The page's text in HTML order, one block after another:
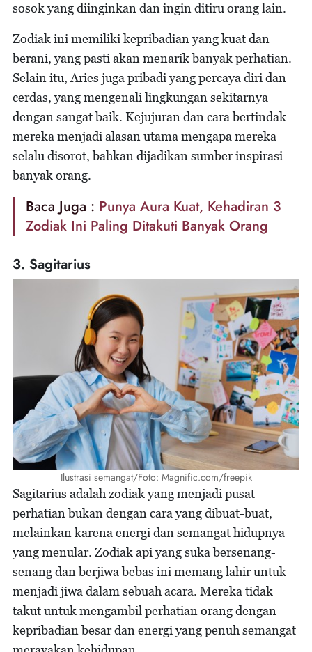
sosok yang diinginkan dan ingin ditiru orang lain.
Zodiak ini memiliki kepribadian yang kuat dan
berani, yang pasti akan menarik banyak perhatian.
Selain itu, Aries juga pribadi yang percaya diri dan
cerdas, yang mengenali lingkungan sekitarnya
dengan sangat baik. Kejujuran dan cara bertindak
mereka menjadi alasan utama mengapa mereka
selalu disorot, bahkan dijadikan sumber inspirasi
banyak orang.
Baca Juga : Punya Aura Kuat, Kehadiran 3
Zodiak Ini Paling Ditakuti Banyak Orang
3. Sagitarius
Ilustrasi semangat/Foto: Magnific.com/freepik
Sagitarius adalah zodiak yang menjadi pusat
perhatian bukan dengan cara yang dibuat-buat,
melainkan karena energi dan semangat hidupnya
yang menular. Zodiak api yang suka bersenang-
senang dan berjiwa bebas ini memang lahir untuk
menjadi jiwa dalam sebuah acara. Mereka tidak
takut untuk mengambil perhatian orang dengan
kepribadian besar dan energi yang penuh semangat